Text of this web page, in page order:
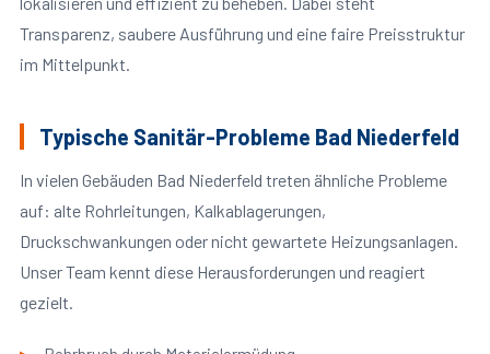
Transparenz, saubere Ausführung und eine faire Preisstruktur
im Mittelpunkt.
Typische Sanitär-Probleme Bad Niederfeld
In vielen Gebäuden Bad Niederfeld treten ähnliche Probleme
auf: alte Rohrleitungen, Kalkablagerungen,
Druckschwankungen oder nicht gewartete Heizungsanlagen.
Unser Team kennt diese Herausforderungen und reagiert
gezielt.